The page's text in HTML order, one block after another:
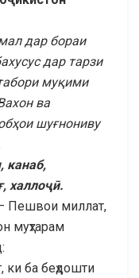
дар бораи
дар тарзи
муқими
ва
шуғнониву
канаб,
халлоҷӣ.
– Пешвои миллат,
муҳтарам
ки ба беҳдошти